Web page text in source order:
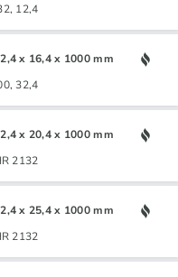
12,4
x 16,4 x 1000 mm
32,4
x 20,4 x 1000 mm
2132
x 25,4 x 1000 mm
2132